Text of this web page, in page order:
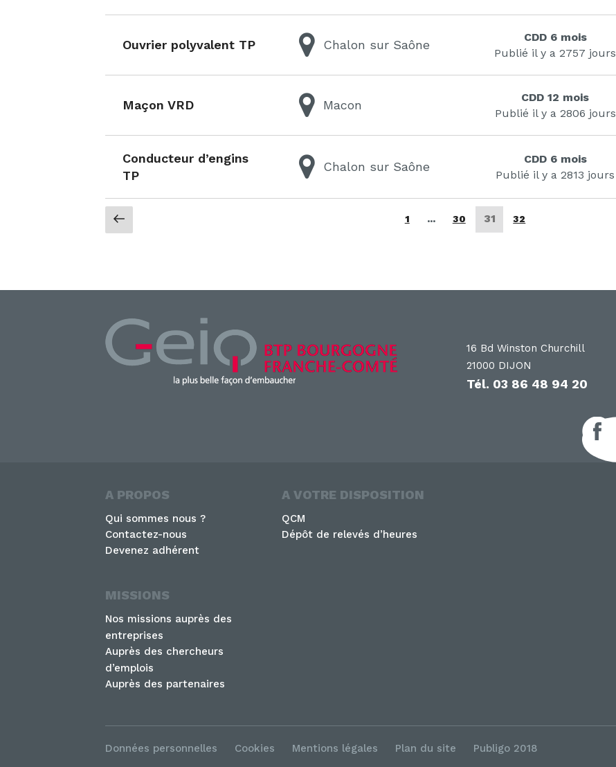
Ouvrier polyvalent TP Chalon sur Saône
CDD 6 mois
Publié il y a 2757 jours
Maçon VRD Macon
CDD 12 mois
Publié il y a 2806 jours
Conducteur d’engins
TP
Chalon sur Saône
CDD 6 mois
Publié il y a 2813 jours
Pagination
Page
précédente
Page
1 … Page
30 Page
31 Page
32
16 Bd Winston Churchill
21000 DIJON
Tél. 03 86 48 94 20
A PROPOS
Qui sommes nous ?
Contactez-nous
Devenez adhérent
A VOTRE DISPOSITION
QCM
Dépôt de relevés d’heures
MISSIONS
Nos missions auprès des
entreprises
Auprès des chercheurs
d’emplois
Auprès des partenaires
Données personnelles Cookies Mentions légales Plan du site Publigo 2018